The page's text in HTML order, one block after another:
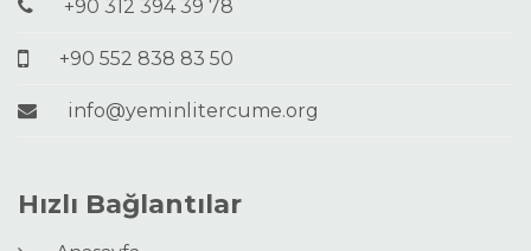
+90 312 394 39 78
+90 552 838 83 50
info@yeminlitercume.org
Hızlı Bağlantılar